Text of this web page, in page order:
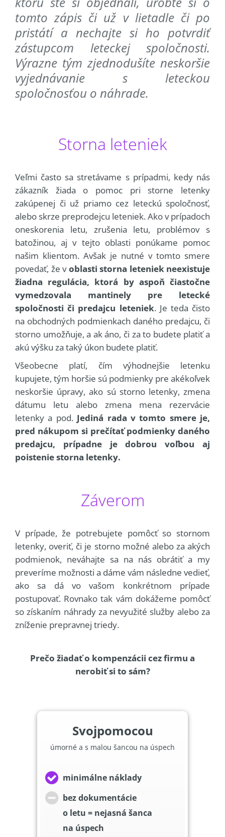
tomto zápis či už v lietadle či po
pristátí a nechajte si ho potvrdiť
zástupcom leteckej spoločnosti.
Výrazne tým zjednodušíte neskoršie
vyjednávanie s leteckou
spoločnosťou o náhrade.
Storna leteniek
Veľmi často sa stretávame s prípadmi, kedy nás
zákazník žiada o pomoc pri storne letenky
zakúpenej či už priamo cez leteckú spoločnosť,
alebo skrze preprodejcu leteniek. Ako v prípadoch
oneskorenia letu, zrušenia letu, problémov s
batožinou, aj v tejto oblasti ponúkame pomoc
našim klientom. Avšak je nutné v tomto smere
povedať, že voblasti storna leteniek neexistuje
žiadna regulácia, ktorá by aspoň čiastočne
vymedzovala mantinely pre letecké
spoločnosti či predajcu leteniek. Je teda čisto
na obchodných podmienkach daného predajcu, či
storno umožňuje, a ak áno, či za to budete platiť a
akú výšku za taký úkon budete platiť.
Všeobecne platí, čím výhodnejšie letenku
kupujete, tým horšie sú podmienky pre akékoľvek
neskoršie úpravy, ako sú storno letenky, zmena
dátumu letu alebo zmena mena rezervácie
letenky a pod. Jediná rada v tomto smere je,
pred nákupom si prečítať podmienky daného
predajcu, prípadne je dobrou voľbou aj
poistenie storna letenky.
Záverom
V prípade, že potrebujete pomôcť so stornom
letenky, overiť, či je storno možné alebo za akých
podmienok, neváhajte sa na nás obrátiť a my
preveríme možnosti a dáme vám následne vedieť,
ako sa dá vo vašom konkrétnom prípade
postupovať. Rovnako tak vám dokážeme pomôcť
so získaním náhrady za nevyužité služby alebo za
zníženie prepravnej triedy.
Prečo žiadať o kompenzácii cez firmu a
nerobiť si to sám?
Svojpomocou
úmorné a s malou šancou na úspech
minimálne náklady
bez dokumentácie
o letu = nejasná šanca
na úspech